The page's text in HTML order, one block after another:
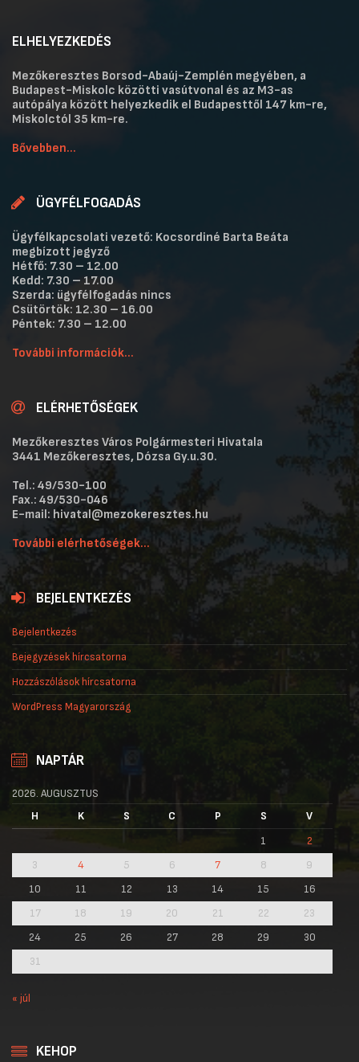
ELHELYEZKEDÉS
Mezőkeresztes Borsod-Abaúj-Zemplén megyében, a
Budapest-Miskolc közötti vasútvonal és az M3-as
autópálya között helyezkedik el Budapesttől 147 km-re,
Miskolctól 35 km-re.
Bővebben...
ÜGYFÉLFOGADÁS
Ügyfélkapcsolati vezető: Kocsordiné Barta Beáta
megbízott jegyző
Hétfő: 7.30 – 12.00
Kedd: 7.30 – 17.00
Szerda: ügyfélfogadás nincs
Csütörtök: 12.30 – 16.00
Péntek: 7.30 – 12.00
További információk...
ELÉRHETŐSÉGEK
Mezőkeresztes Város Polgármesteri Hivatala
3441 Mezőkeresztes, Dózsa Gy.u.30.
Tel.: 49/530-100
Fax.: 49/530-046
E-mail: hivatal@mezokeresztes.hu
További elérhetőségek...
BEJELENTKEZÉS
Bejelentkezés
Bejegyzések hírcsatorna
Hozzászólások hírcsatorna
WordPress Magyarország
NAPTÁR
2026. AUGUSZTUS
H
K S C P S
V
1
2
3
4 5 6 7 8
9
10
11 12 13 14 15
16
17
18 19 20 21 22
23
24
25 26 27 28 29
30
31
« júl
KEHOP